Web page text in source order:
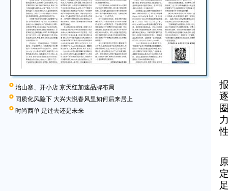
治山寨、开小店 京天红加速品牌布局
同质化风险下 大兴大悦春风里如何后来居上
时尚西单 是过去还是未来